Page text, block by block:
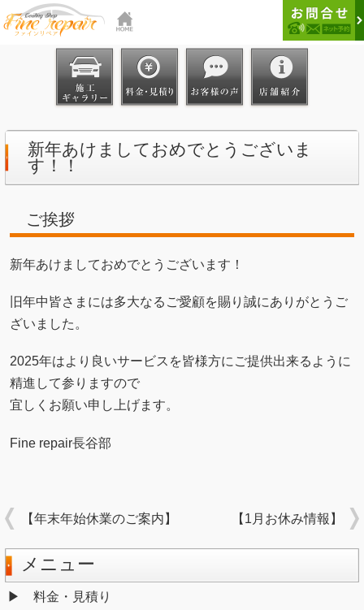
新年あけましておめでとうございま
す！！
ご挨拶
新年あけましておめでとうございます！
旧年中皆さまには多大なるご愛顧を賜り誠にありがとうご
ざいました。
2025年はより良いサービスを皆様方にご提供出来るように
精進して参りますので
宜しくお願い申し上げます。
Fine repair長谷部
【年末年始休業のご案内】 【1月お休み情報】
メニュー
料金・見積り